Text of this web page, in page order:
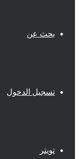
بحث عن
تسجيل الدخول
تويتر